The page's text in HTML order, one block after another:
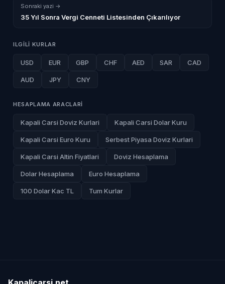
Sonraki yazi →
35 Yıl Sonra Vergi Cenneti Listesinden Çıkarılıyor
ILGILI KURLAR
USD EUR GBP CHF AED SAR CAD
AUD JPY CNY
HESAPLAMA ARACLARI
Kapali Carsi Doviz Kurlari Kapali Carsi Dolar Kuru
Kapali Carsi Euro Kuru Serbest Piyasa Doviz Kurlari
Kapali Carsi Altin Fiyatlari Doviz Hesaplama
Dolar Hesaplama Euro Hesaplama
100 Dolar Kac TL Tum Kurlar